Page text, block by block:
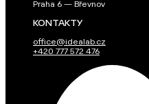
Praha 6 — Břevnov
KONTAKTY
office@idealab.cz
+420 777 572 476